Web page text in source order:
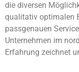
die diversen
qualitativ optimalen
passgenauen
Unternehmen im
Erfahrung zeichnet